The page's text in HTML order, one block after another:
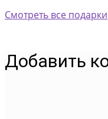
Смотреть все подарки
Добавить